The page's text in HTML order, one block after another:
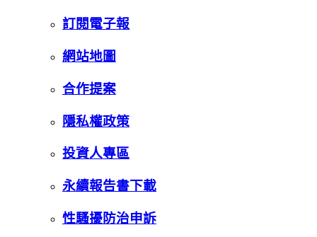
訂閱電子報
網站地圖
合作提案
隱私權政策
投資人專區
永續報告書下載
性騷擾防治申訴